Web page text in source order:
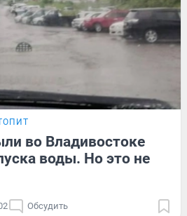
во Владивостоке
воды. Но это не
Обсудить